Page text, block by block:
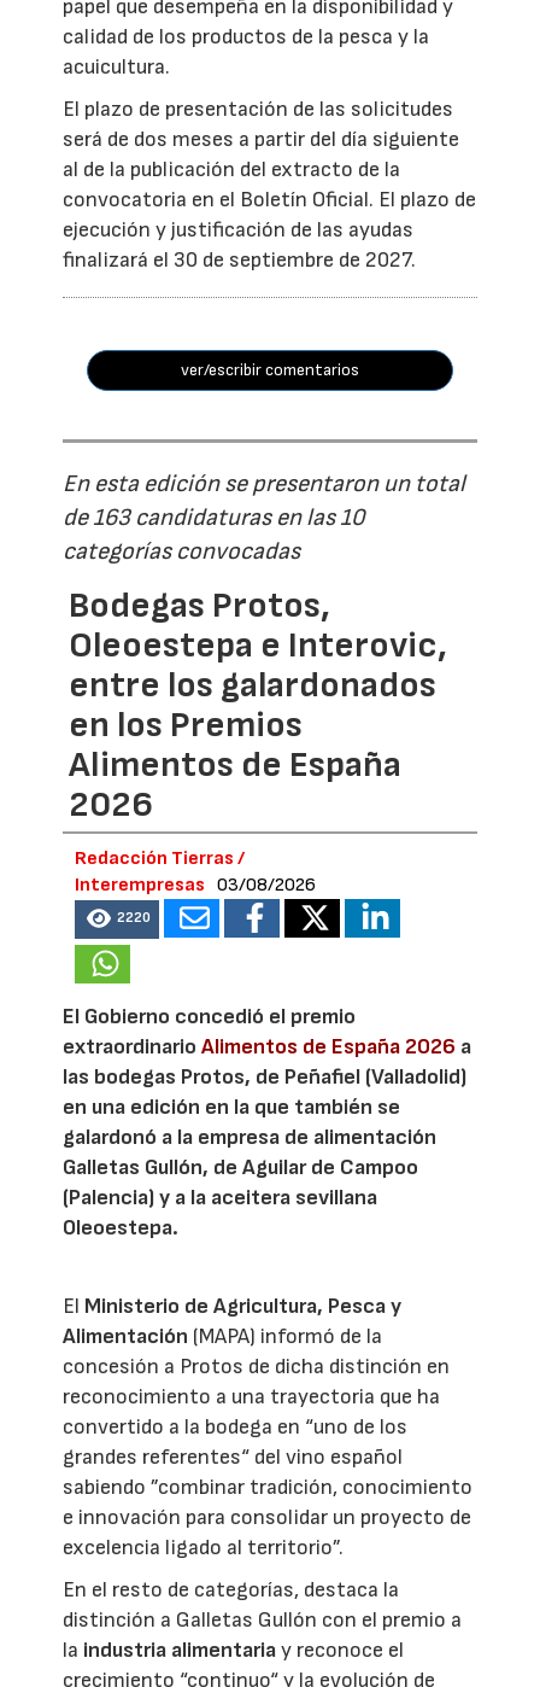
papel que desempeña en la disponibilidad y
calidad de los productos de la pesca y la
acuicultura.
El plazo de presentación de las solicitudes
será de dos meses a partir del día siguiente
al de la publicación del extracto de la
convocatoria en el Boletín Oficial. El plazo de
ejecución y justificación de las ayudas
finalizará el 30 de septiembre de 2027.
ver/escribir comentarios
En esta edición se presentaron un total
de 163 candidaturas en las 10
categorías convocadas
Bodegas Protos,
Oleoestepa e Interovic,
entre los galardonados
en los Premios
Alimentos de España
2026
Redacción Tierras /
Interempresas
03/08/2026
2220
El Gobierno concedió el premio
extraordinarioAlimentos de España 2026 a
las bodegas Protos, de Peñafiel (Valladolid)
en una edición en la que también se
galardonó a la empresa de alimentación
Galletas Gullón, de Aguilar de Campoo
(Palencia) y a la aceitera sevillana
Oleoestepa.
El Ministerio de Agricultura, Pesca y
Alimentación (MAPA) informó de la
concesión a Protos de dicha distinción en
reconocimiento a una trayectoria que ha
convertido a la bodega en “uno de los
grandes referentes“ del vino español
sabiendo ”combinar tradición, conocimiento
e innovación para consolidar un proyecto de
excelencia ligado al territorio”.
En el resto de categorías, destaca la
distinción a Galletas Gullón con el premio a
la industria alimentariay reconoce el
crecimiento “continuo“ y la evolución de